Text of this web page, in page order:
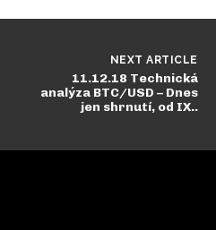
NEXT ARTICLE
11.12.18 Technická
analýza BTC/USD – Dnes
jen shrnutí, od IX..